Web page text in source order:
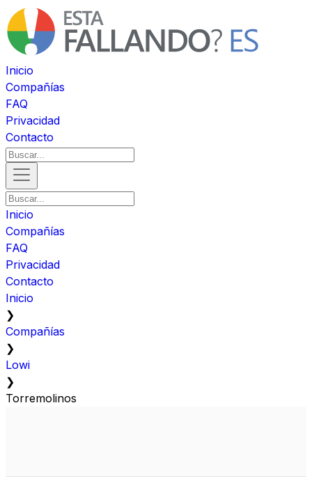
Inicio
Compañías
FAQ
Privacidad
Contacto
Inicio
Compañías
FAQ
Privacidad
Contacto
Inicio
❯
Compañías
❯
Lowi
❯
Torremolinos